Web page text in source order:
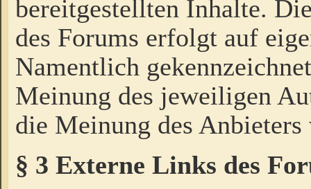
bereitgestellten Inhalte.
des Forums erfolgt auf
Namentlich
Meinung des jeweiligen
die Meinung des Anbieters
§ 3 Externe Links des